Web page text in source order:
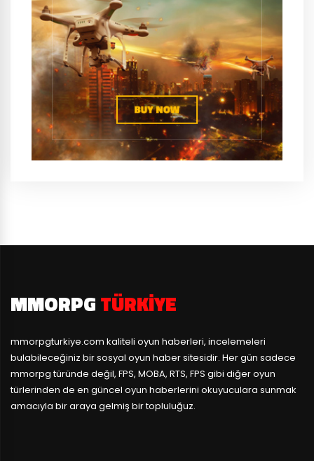
MMORPGTÜRKIYE
mmorpgturkiye.com kaliteli oyun haberleri, incelemeleri
bulabileceğiniz bir sosyal oyun haber sitesidir. Her gün sadece
mmorpg türünde değil, FPS, MOBA, RTS, FPS gibi diğer oyun
türlerinden de en güncel oyun haberlerini okuyuculara sunmak
amacıyla bir araya gelmiş bir topluluğuz.